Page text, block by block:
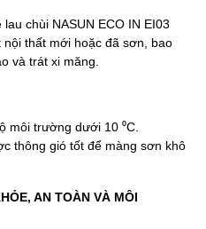
chùi NASUN ECO IN EI03
thất mới hoặc đã sơn, bao
và trát xi măng.
môi trường dưới 10 ⁰C.
thông gió tốt để màng sơn khô
AN TOÀN VÀ MÔI